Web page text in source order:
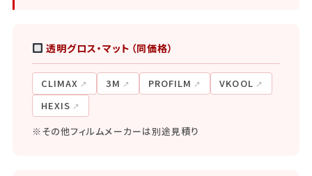
透明グロス・マット（同価格）
CLIMAX 3M PROFILM
VKOOL
HEXIS
※その他フィルムメーカーは別途見積り